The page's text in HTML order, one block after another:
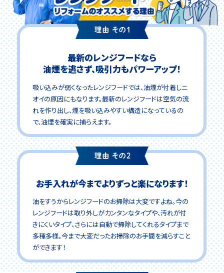
最新のレンジフードなら
油煙を逃さず、吸引力もパワーアップ！
吸い込みが弱くなったレンジフードでは、油煙が付着しニ
オイの原因にもなります。最新のレンジフードは空気の流
れを作り出し、煙を吸い込みやすい構造になっているの
で、油煙を確実に捕らえます。
お手入れが今までよりずっと楽になります！
油をすうからレンジフードのお掃除は大変ですよね。今の
レンジフードは取り外しがカンタンなタイプや、汚れが付
きにくいタイプ、さらには自動で掃除してくれるタイプまで
多種多様。今まで大変だったお掃除のお手間を減らすこと
ができます！